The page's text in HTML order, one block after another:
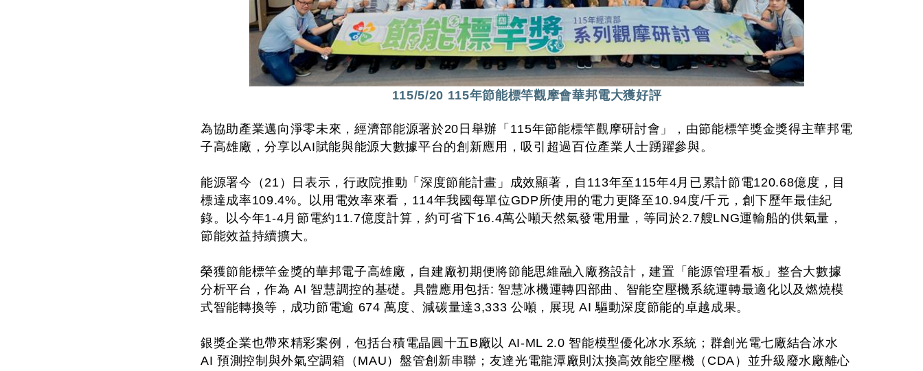
115/5/20 115年節能標竿觀摩會華邦電大獲好評
為協助產業邁向淨零未來，經濟部能源署於20日舉辦「115年節能標竿觀摩研討會」，由節能標竿獎金獎得主華邦電
子高雄廠，分享以AI賦能與能源大數據平台的創新應用，吸引超過百位產業人士踴躍參與。
能源署今（21）日表示，行政院推動「深度節能計畫」成效顯著，自113年至115年4月已累計節電120.68億度，目
標達成率109.4%。以用電效率來看，114年我國每單位GDP所使用的電力更降至10.94度/千元，創下歷年最佳紀
錄。以今年1-4月節電約11.7億度計算，約可省下16.4萬公噸天然氣發電用量，等同於2.7艘LNG運輸船的供氣量，
節能效益持續擴大。
榮獲節能標竿金獎的華邦電子高雄廠，自建廠初期便將節能思維融入廠務設計，建置「能源管理看板」整合大數據
分析平台，作為 AI 智慧調控的基礎。具體應用包括: 智慧冰機運轉四部曲、智能空壓機系統運轉最適化以及燃燒模
式智能轉換等，成功節電逾 674 萬度、減碳量達3,333 公噸，展現 AI 驅動深度節能的卓越成果。
銀獎企業也帶來精彩案例，包括台積電晶圓十五B廠以 AI-ML 2.0 智能模型優化冰水系統；群創光電七廠結合冰水
AI 預測控制與外氣空調箱（MAU）盤管創新串聯；友達光電龍潭廠則汰換高效能空壓機（CDA）並升級廢水廠離心